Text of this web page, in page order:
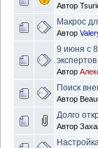
Автор
Макрос
Автор
9 июня с
Автор
Поиск
Автор
Долго
Автор